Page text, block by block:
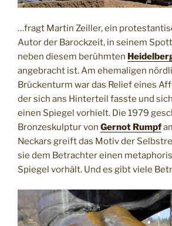
…fragt Martin Zeiller, ein
Autor der Barockzeit, in seinem
neben diesem berühmten
angebracht ist. Am ehemaligen
Brückenturm war das Relief eines
der sich ans Hinterteil fasste und
einen Spiegel vorhielt. Die 1979
Bronzeskulptur von Gernot Rumpf
Neckars greift das Motiv der
sie dem Betrachter einen
Spiegel vorhält. Und es gibt viele